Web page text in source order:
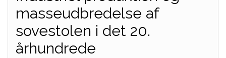
masseudbredelse af
sovestolen i det 20.
århundrede